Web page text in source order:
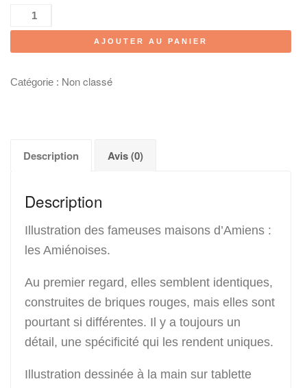
quantité
de
Amiénoises
AJOUTER AU PANIER
Catégorie : Non classé
Description Avis (0)
Description
Illustration des fameuses maisons d’Amiens :
les Amiénoises.
Au premier regard, elles semblent identiques,
construites de briques rouges, mais elles sont
pourtant si différentes. Il y a toujours un
détail, une spécificité qui les rendent uniques.
Illustration dessinée à la main sur tablette